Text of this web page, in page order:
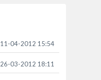
11-04-2012 15:54
26-03-2012 18:11